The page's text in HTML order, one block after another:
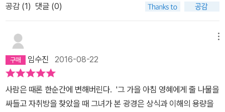
공감 (1) 댓글 (0)
임수진 2016-08-22
사람은 때론 한순간에 변해버린다. '그 가을 아침 영혜에게 줄 나물을
싸들고 자취방을 찾았을 때 그녀가 본 광경은 상식과 이해의 용량을